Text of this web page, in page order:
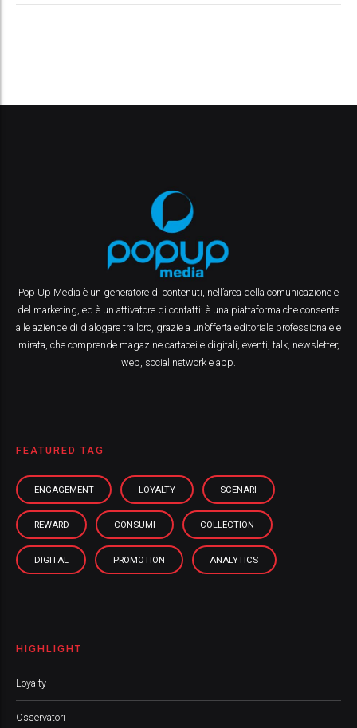
Pop Up Media è un generatore di contenuti, nell’area della comunicazione e
del marketing, ed è un attivatore di contatti: è una piattaforma che consente
alle aziende di dialogare tra loro, grazie a un’offerta editoriale professionale e
mirata, che comprende magazine cartacei e digitali, eventi, talk, newsletter,
web, social network e app.
FEATURED TAG
ENGAGEMENT LOYALTY SCENARI
REWARD CONSUMI COLLECTION
DIGITAL PROMOTION ANALYTICS
HIGHLIGHT
Loyalty
Osservatori